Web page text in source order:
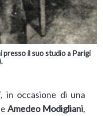
presso il suo studio a Parigi
in occasione di una
Amedeo Modigliani,